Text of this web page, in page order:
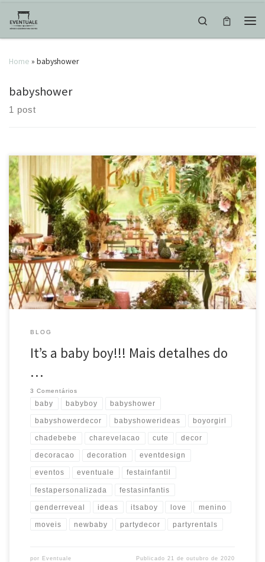
Skip to content
Search
Home » babyshower
babyshower
1 post
It’s a baby boy!!!
Mais detalhes do chá revelação que fizemos no
último final de semana! A Dani fugiu do convencional na hora de
escolher a paleta de cores e acertou em cheio! Ficou lindíssimo!!! Que
alegria fazermos parte de momentos de tão especiais como este!
@danibarbosafestas , que a […]
BLOG
It’s a baby boy!!! Mais detalhes do
…
3 Comentários
baby babyboy babyshower
babyshowerdecor babyshowerideas boyorgirl
chadebebe charevelacao cute decor
decoracao decoration eventdesign
eventos eventuale festainfantil
festapersonalizada festasinfantis
genderreveal ideas itsaboy love menino
moveis newbaby partydecor partyrentals
por Eventuale Publicado 21 de outubro de 2020